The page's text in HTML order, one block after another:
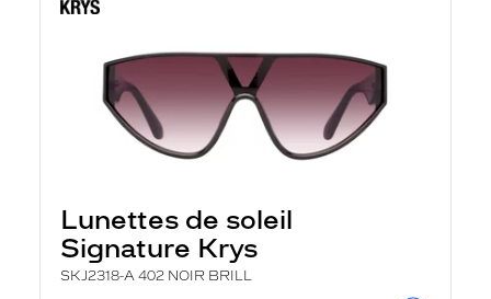
Lunettes de soleil
Signature Krys
SKJ2318-A 402 NOIR BRILL